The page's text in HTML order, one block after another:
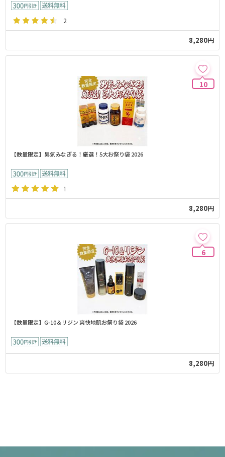
2
8,280円
10
【数量限定】男気みなぎる！厳選！5大お祭り袋 2026
1
8,280円
6
【数量限定】G-10＆リジン 爽快地肌お祭り袋 2026
8,280円